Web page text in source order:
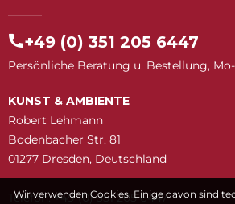
+49 (0) 351 205 6447
Persönliche Beratung u. Bestellung, Mo-
KUNST & AMBIENTE
Robert Lehmann
Bodenbacher Str. 81
01277 Dresden, Deutschland
Telefon: +49 (0) 351 205 6447
Wir verwenden Cookies. Einige davon sind